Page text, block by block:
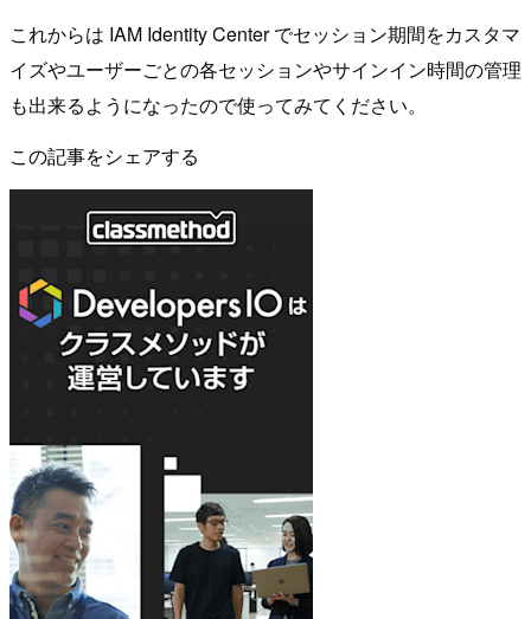
これからは IAM Identity Center でセッション期間をカスタマ
イズやユーザーごとの各セッションやサインイン時間の管理
も出来るようになったので使ってみてください。
この記事をシェアする